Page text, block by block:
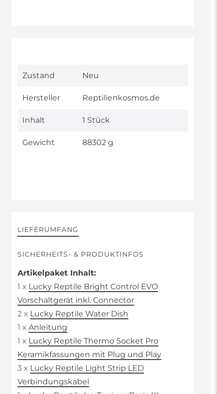
Technisches
Wert
Zustand Neu
Hersteller Reptilienkosmos.de
Inhalt 1 Stück
Gewicht 88302 g
LIEFERUMFANG
SICHERHEITS- & PRODUKTINFOS
Artikelpaket Inhalt:
1 x Lucky Reptile Bright Control EVO
Vorschaltgerät inkl. Connector
2 x Lucky Reptile Water Dish
1 x Anleitung
1 x Lucky Reptile Thermo Socket Pro
Keramikfassungen mit Plug und Play
3 x Lucky Reptile Light Strip LED
Verbindungskabel